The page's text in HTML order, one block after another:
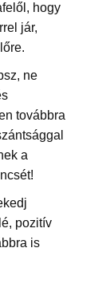
hogy
jár,
ne
továbbra
a
pozitív
is